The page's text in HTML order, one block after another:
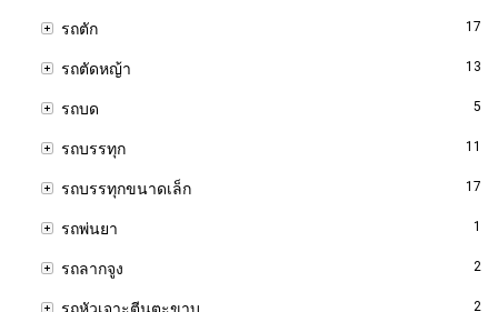
รถตัก 17
รถตัดหญ้า 13
รถบด 5
รถบรรทุก 11
รถบรรทุกขนาดเล็ก 17
รถพ่นยา 1
รถลากจูง 2
2